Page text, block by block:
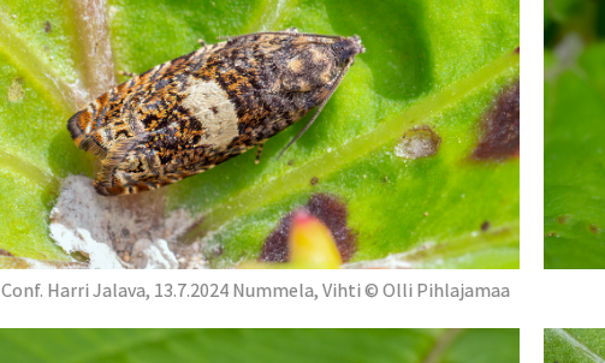
Conf. Harri Jalava, 13.7.2024 Nummela, Vihti © Olli Pihlajamaa